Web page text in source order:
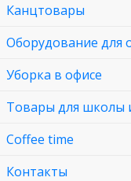
Канцтовары
Оборудование для
Уборка в офисе
Товары для школы
Coffee time
Контакты